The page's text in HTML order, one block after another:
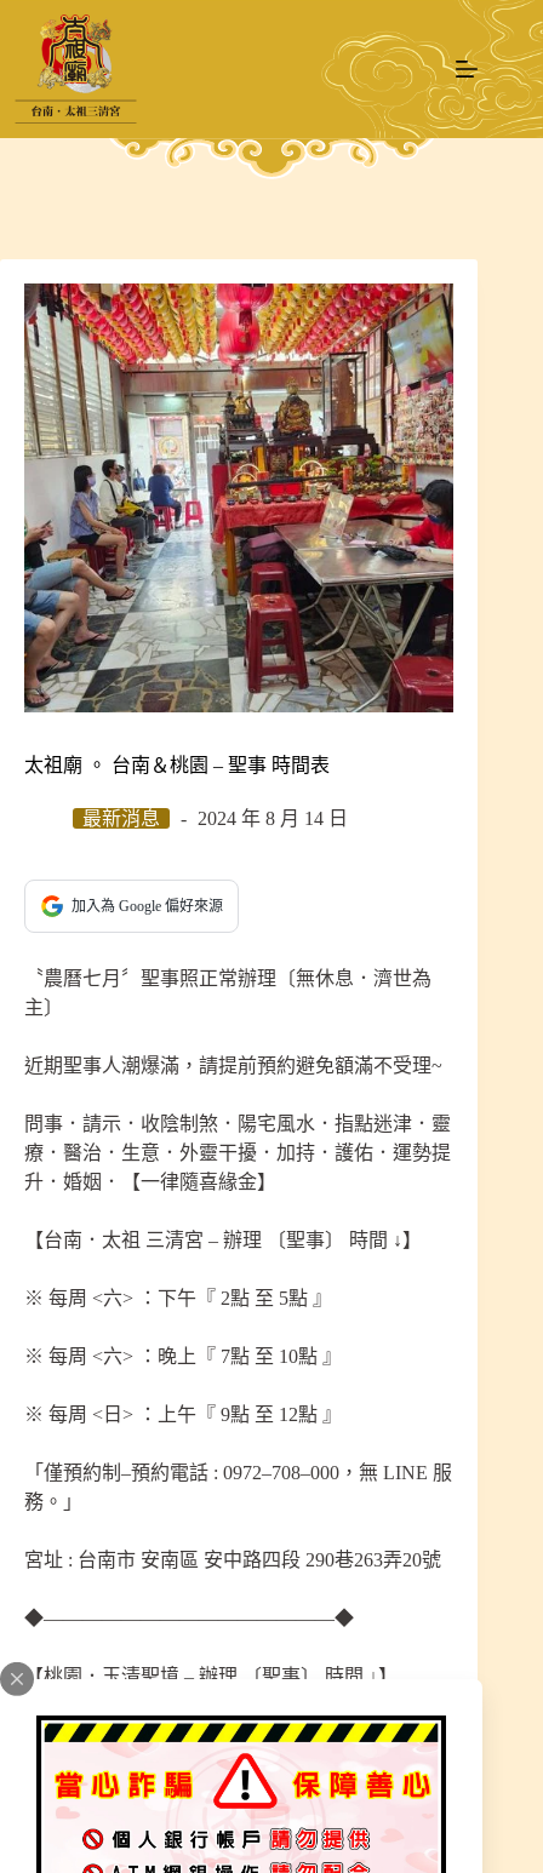
要
太祖廟 。 台南＆桃園 – 聖事 時間表
最新消息 2024 年 8 月 14 日
加入為 Google 偏好來源
〝農曆七月〞聖事照正常辦理〔無休息．濟世為
主〕
近期聖事人潮爆滿，請提前預約避免額滿不受理~
問事．請示．收陰制煞．陽宅風水．指點迷津．靈
療．醫治．生意．外靈干擾．加持．護佑．運勢提
升．婚姻．【一律隨喜緣金】
【台南．太祖 三清宮 – 辦理 〔聖事〕 時間 ↓】
※ 每周 <六> ：下午『 2點 至 5點 』
※ 每周 <六> ：晚上『 7點 至 10點 』
※ 每周 <日> ：上午『 9點 至 12點 』
「僅預約制–預約電話 : 0972–708–000，無 LINE 服
務。」
宮址 : 台南市 安南區 安中路四段 290巷263弄20號
◆———————————————◆
【桃園．玉清聖境 – 辦理 〔聖事〕 時間 ↓】
※ 每周 ：<二> 晚上 『 7 : 30 至 10 : 30 』
※ 每周 ：<四> 晚上 『 7 : 30 至 10 : 30』
「僅預約制–預約電話 : 0972–708–000，無 LINE 服